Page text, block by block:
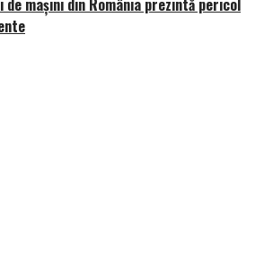
mașini din România prezintă pericol